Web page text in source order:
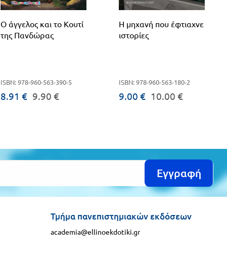
Ο άγγελος και το Κουτί
της Πανδώρας
ISBN: 978-960-563-390-5
8.91 € 9.90 €
Η μηχανή που έφτιαχνε
ιστορίες
ISBN: 978-960-563-180-2
9.00 € 10.00 €
Εγγραφή
Τμήμα πανεπιστημιακών εκδόσεων
academia@ellinoekdotiki.gr